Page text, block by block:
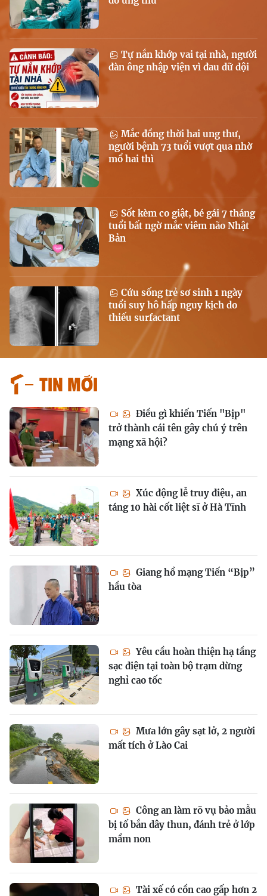
Tự nắn khớp vai tại nhà, người
đàn ông nhập viện vì đau dữ dội
Mắc đồng thời hai ung thư,
người bệnh 73 tuổi vượt qua nhờ
mổ hai thì
Sốt kèm co giật, bé gái 7 tháng
tuổi bất ngờ mắc viêm não Nhật
Bản
Cứu sống trẻ sơ sinh 1 ngày
tuổi suy hô hấp nguy kịch do
thiếu surfactant
Tin mới
Điều gì khiến Tiến "Bịp"
trở thành cái tên gây chú ý trên
mạng xã hội?
Xúc động lễ truy điệu, an
táng 10 hài cốt liệt sĩ ở Hà Tĩnh
Giang hồ mạng Tiến “Bịp”
hầu tòa
Yêu cầu hoàn thiện hạ tầng
sạc điện tại toàn bộ trạm dừng
nghỉ cao tốc
Mưa lớn gây sạt lở, 2 người
mất tích ở Lào Cai
Công an làm rõ vụ bảo mẫu
bị tố bắn dây thun, đánh trẻ ở lớp
mầm non
Tài xế có cồn cao gấp hơn 2